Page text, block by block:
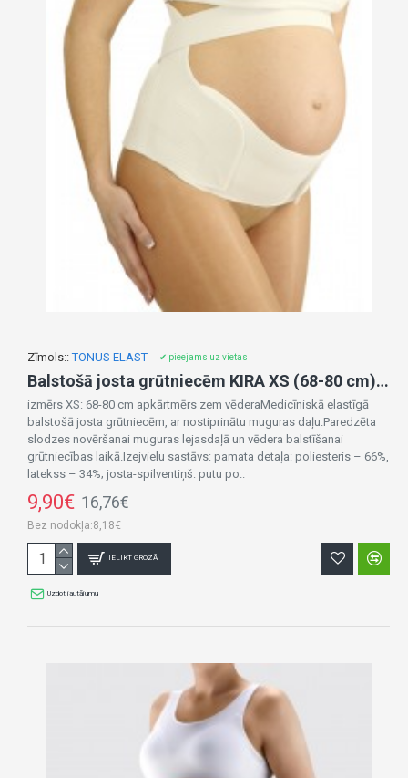
Zīmols:: TONUS ELAST ✔ pieejams uz vietas
Balstošā josta grūtniecēm KIRA XS (68-80 cm) 0009-izpārdošana
izmērs XS: 68-80 cm apkārtmērs zem vēderaMedicīniskā elastīgā
balstošā josta grūtniecēm, ar nostiprinātu muguras daļu.Paredzēta
slodzes novēršanai muguras lejasdaļā un vēdera balstīšanai
grūtniecības laikā.Izejvielu sastāvs: pamata detaļa: poliesteris – 66%,
latekss – 34%; josta-spilventiņš: putu po..
9,90€ 16,76€
Bez nodokļa:8,18€
IELIKT GROZĀ
Uzdot jautājumu